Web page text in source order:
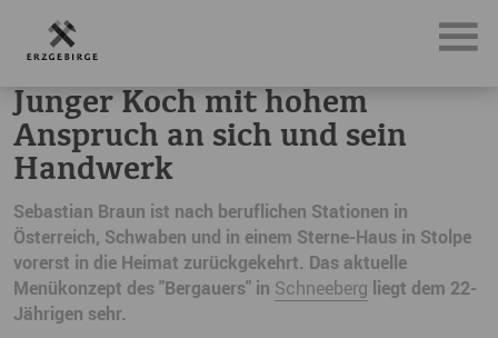
News, Neuigkeiten & Nachrichten aus dem Erzgebirge
Junger Koch mit hohem
Anspruch an sich und sein
Handwerk
Sebastian Braun ist nach beruflichen Stationen in
Österreich, Schwaben und in einem Sterne-Haus in Stolpe
vorerst in die Heimat zurückgekehrt. Das aktuelle
Menükonzept des "Bergauers" in Schneeberg liegt dem 22-
Jährigen sehr.